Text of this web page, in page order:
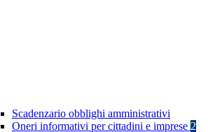
Scadenzario obblighi amministrativi
Oneri informativi per cittadini e imprese 2